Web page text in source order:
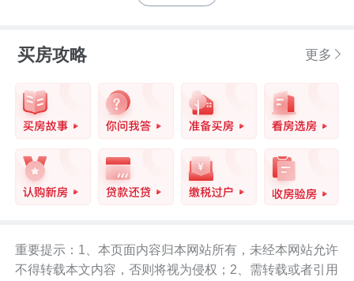
买房攻略 更多
重要提示：1、本页面内容归本网站所有，未经本网站允许
不得转载本文内容，否则将视为侵权；2、需转载或者引用